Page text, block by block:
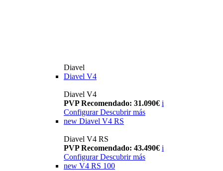
Diavel
Diavel V4
Diavel V4
PVP Recomendado: 31.090€ i
Configurar Descubrir más
new Diavel V4 RS
Diavel V4 RS
PVP Recomendado: 43.490€ i
Configurar Descubrir más
new V4 RS 100